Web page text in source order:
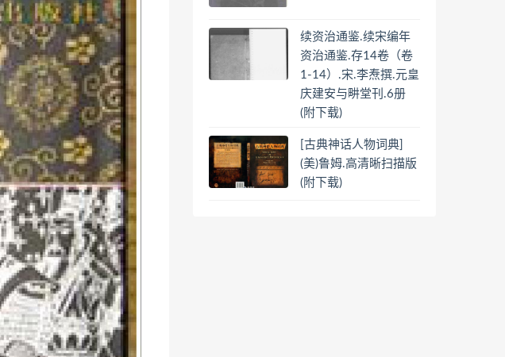
续资治通鉴.续宋编年
资治通鉴.存14卷（卷
1-14）.宋.李焘撰.元皇
庆建安与畊堂刊.6册
(附下载)
[古典神话人物词典]
(美)鲁姆.高清晰扫描版
(附下载)